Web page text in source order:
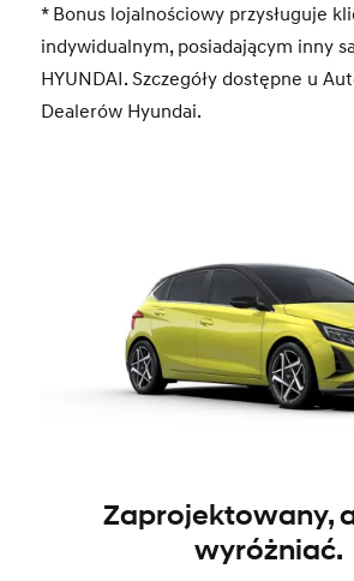
* Bonus lojalnościowy przysługuje
indywidualnym, posiadającym inny
HYUNDAI. Szczegóły dostępne u
Dealerów Hyundai.
Zaprojektowany,
wyróżniać.